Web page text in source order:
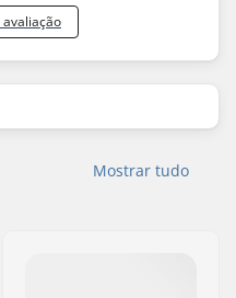
avaliação
Mostrar tudo